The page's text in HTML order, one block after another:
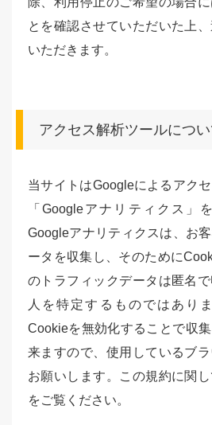
とを確認させていただいた上
いただきます。
アクセス解析ツールについ
当サイトはGoogleによるアク
「Googleアナリティクス」
Googleアナリティクスは、お
ータを収集し、そのために
のトラフィックデータは匿名
人を特定するものではあり
Cookieを無効化することで収
来ますので、使用しているブ
お願いします。この規約に関
をご覧ください。